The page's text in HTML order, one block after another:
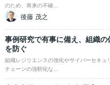
のため、将来の不確…
後藤 茂之
事例研究で有事に備え、組織
を防ぐ
組織レジリエンスの強化やサイバーセキュ
チェーンの強靭化な…